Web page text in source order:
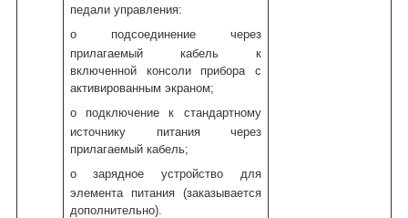
педали управления:
o
подсоединение через
прилагаемый кабель к
включенной консоли прибора с
активированным экраном;
o
подключение к стандартному
источнику питания через
прилагаемый кабель;
o
зарядное устройство для
элемента питания (заказывается
дополнительно).